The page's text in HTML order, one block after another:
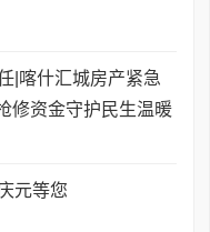
|喀什汇城房产紧急
修资金守护民生温暖
元等您